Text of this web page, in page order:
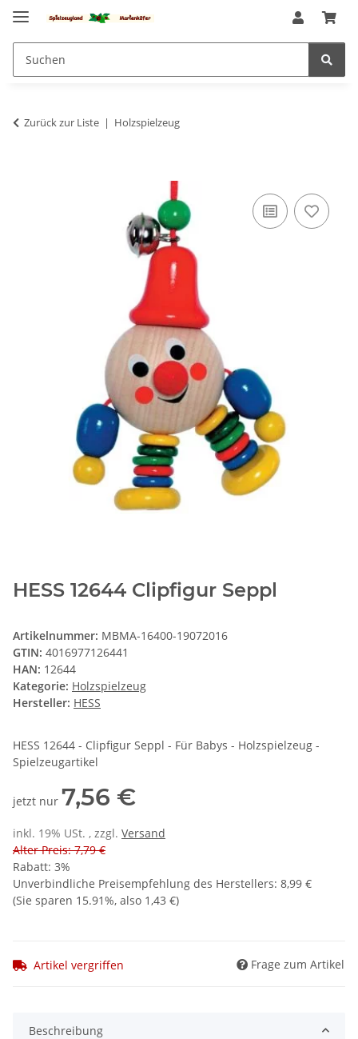
Zurück zur Liste Holzspielzeug
HESS 12644 Clipfigur Seppl
Artikelnummer: MBMA-16400-19072016
GTIN: 4016977126441
HAN: 12644
Kategorie: Holzspielzeug
Hersteller: HESS
HESS 12644 - Clipfigur Seppl - Für Babys - Holzspielzeug -
Spielzeugartikel
jetzt nur 7,56 €
inkl. 19% USt. , zzgl. Versand
Alter Preis: 7,79 €
Rabatt: 3%
Unverbindliche Preisempfehlung des Herstellers: 8,99 €
(Sie sparen 15.91%, also 1,43 €)
Artikel vergriffen Frage zum Artikel
Beschreibung